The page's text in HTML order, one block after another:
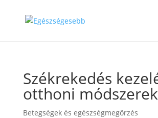
Székrekedés
otthoni
Betegségek és egészségmegőrzés